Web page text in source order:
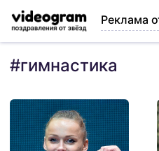
Реклама
#гимнастика